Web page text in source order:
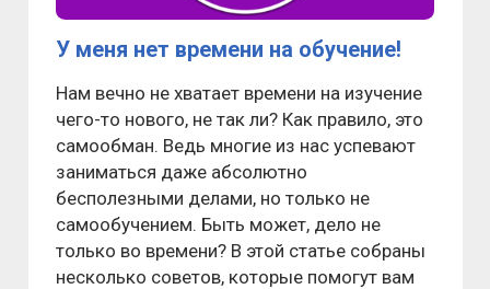
У меня нет времени на обучение!
Нам вечно не хватает времени на изучение
чего-то нового, не так ли? Как правило, это
самообман. Ведь многие из нас успевают
заниматься даже абсолютно
бесполезными делами, но только не
самообучением. Быть может, дело не
только во времени? В этой статье собраны
несколько советов, которые помогут вам